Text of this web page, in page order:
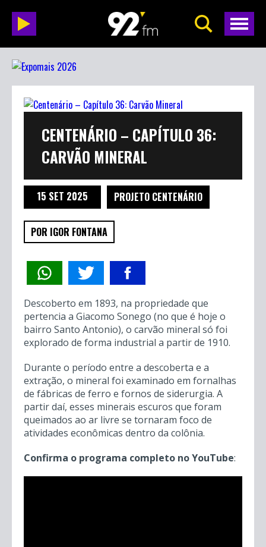
CARVÃO MINERAL
15 SET 2025 PROJETO CENTENÁRIO
POR IGOR FONTANA
Descoberto em 1893, na propriedade que
pertencia a Giacomo Sonego (no que é hoje o
explorado de forma industrial a partir de 1910.